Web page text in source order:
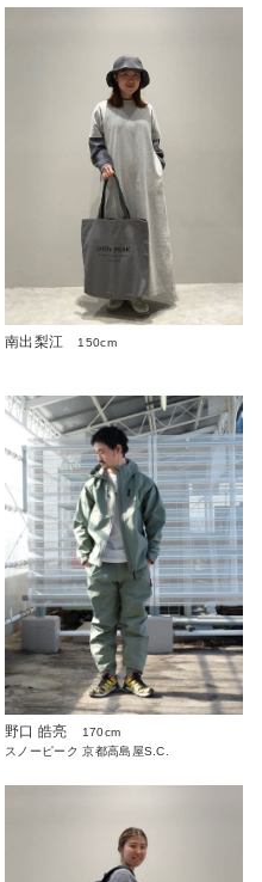
南出梨江 150cm
野口 皓亮
170cm
スノーピーク 京都高島屋S.C.